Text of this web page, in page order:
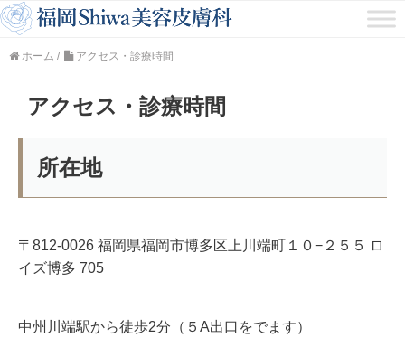
ホーム / アクセス・診療時間
アクセス・診療時間
所在地
〒812-0026 福岡県福岡市博多区上川端町１０−２５５ ロ
イズ博多 705
中州川端駅から徒歩2分（５A出口をでます）